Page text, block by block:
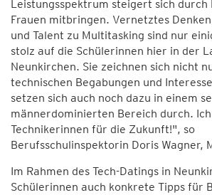
Leistungsspektrum steigert sich durch
Frauen mitbringen. Vernetztes
und Talent zu Multitasking sind nur
stolz auf die Schülerinnen hier in der
Neunkirchen. Sie zeichnen sich nicht
technischen Begabungen und
setzen sich auch noch dazu in einem
männerdominierten Bereich durch.
Technikerinnen für die Zukunft!", so
Berufsschulinspektorin Doris Wagner,
Im Rahmen des Tech-Datings in
Schülerinnen auch konkrete Tipps für